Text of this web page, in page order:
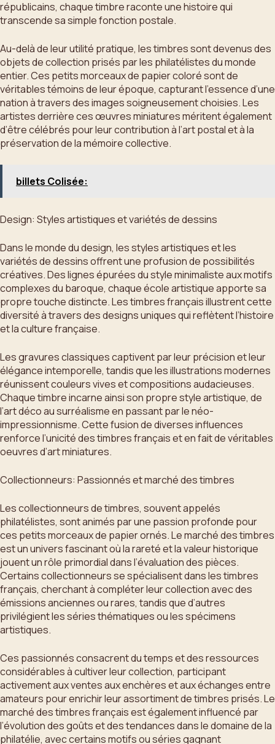
républicains, chaque timbre raconte une histoire qui
transcende sa simple fonction postale.
Au-delà de leur utilité pratique, les timbres sont devenus des
objets de collection prisés par les philatélistes du monde
entier. Ces petits morceaux de papier coloré sont de
véritables témoins de leur époque, capturant l’essence d’une
nation à travers des images soigneusement choisies. Les
artistes derrière ces œuvres miniatures méritent également
d’être célébrés pour leur contribution à l’art postal et à la
préservation de la mémoire collective.
billets Colisée:
Design: Styles artistiques et variétés de dessins
Dans le monde du design, les styles artistiques et les
variétés de dessins offrent une profusion de possibilités
créatives. Des lignes épurées du style minimaliste aux motifs
complexes du baroque, chaque école artistique apporte sa
propre touche distincte. Les timbres français illustrent cette
diversité à travers des designs uniques qui reflètent l’histoire
et la culture française.
Les gravures classiques captivent par leur précision et leur
élégance intemporelle, tandis que les illustrations modernes
réunissent couleurs vives et compositions audacieuses.
Chaque timbre incarne ainsi son propre style artistique, de
l’art déco au surréalisme en passant par le néo-
impressionnisme. Cette fusion de diverses influences
renforce l’unicité des timbres français et en fait de véritables
oeuvres d’art miniatures.
Collectionneurs: Passionnés et marché des timbres
Les collectionneurs de timbres, souvent appelés
philatélistes, sont animés par une passion profonde pour
ces petits morceaux de papier ornés. Le marché des timbres
est un univers fascinant où la rareté et la valeur historique
jouent un rôle primordial dans l’évaluation des pièces.
Certains collectionneurs se spécialisent dans les timbres
français, cherchant à compléter leur collection avec des
émissions anciennes ou rares, tandis que d’autres
privilégient les séries thématiques ou les spécimens
artistiques.
Ces passionnés consacrent du temps et des ressources
considérables à cultiver leur collection, participant
activement aux ventes aux enchères et aux échanges entre
amateurs pour enrichir leur assortiment de timbres prisés. Le
marché des timbres français est également influencé par
l’évolution des goûts et des tendances dans le domaine de la
philatélie, avec certains motifs ou séries gagnant